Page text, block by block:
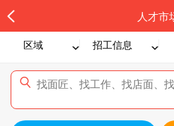
人才市
区域 招工信息